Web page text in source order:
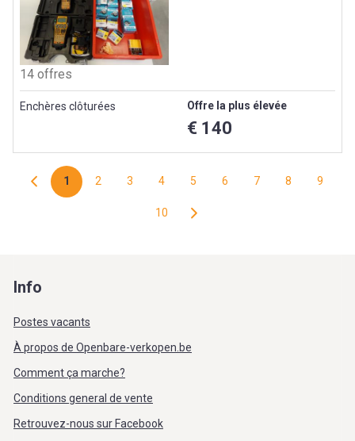
14 offres
Enchères clôturées Offre la plus élevée
€ 140
1 2 3 4 5 6 7 8 9
10
Info
Postes vacants
À propos de Openbare-verkopen.be
Comment ça marche?
Conditions general de vente
Retrouvez-nous sur Facebook